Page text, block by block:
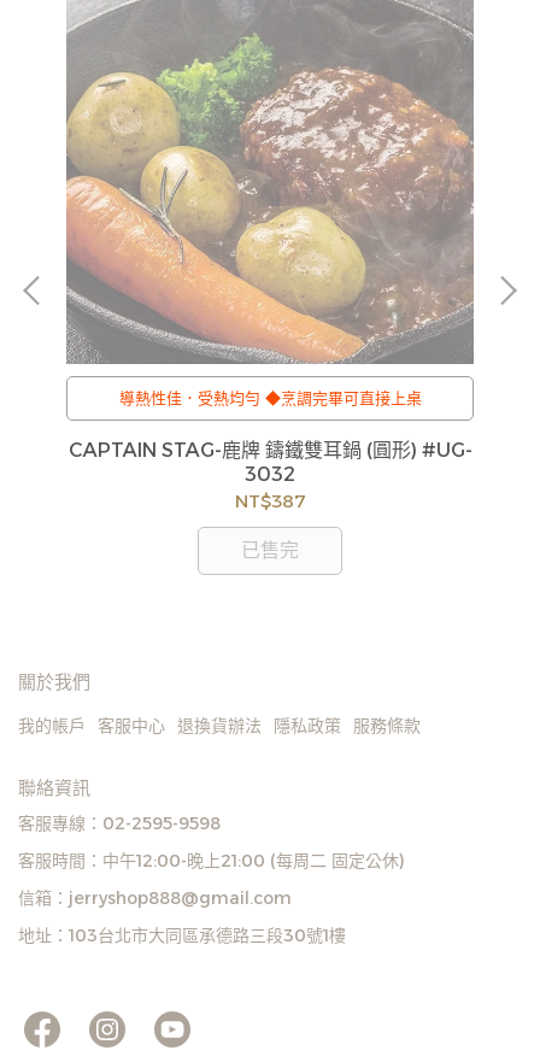
導熱性佳．受熱均勻 ◆烹調完畢可直接上桌
CAPTAIN STAG-鹿牌 鑄鐵雙耳鍋 (圓形) #UG-
3032
NT$387
已售完
關於我們
我的帳戶 客服中心 退換貨辦法 隱私政策 服務條款
聯絡資訊
客服專線：02-2595-9598
客服時間：中午12:00-晚上21:00 (每周二 固定公休)
信箱：jerryshop888@gmail.com
地址：103台北市大同區承德路三段30號1樓